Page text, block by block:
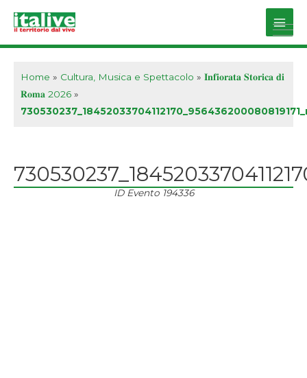
Main
Home » Cultura, Musica e Spettacolo » 𝐈𝐧𝐟𝐢𝐨𝐫𝐚𝐭𝐚 𝐒𝐭𝐨𝐫𝐢𝐜𝐚 𝐝𝐢
𝐑𝐨𝐦𝐚 2026 »
ID Evento 194336